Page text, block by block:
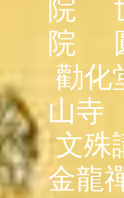
院
院
勸化
山寺
文殊
金龍